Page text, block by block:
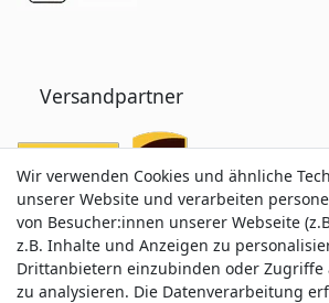
Versandpartner
Wir verwenden Cookies und ähnliche
unserer Website und verarbeiten
von Besucher:innen unserer Webseite
z.B. Inhalte und Anzeigen zu
Drittanbietern einzubinden oder Zugriffe
zu analysieren. Die Datenverarbeitung
Wir verwenden Cookies und ähnliche
unserer Website und verarbeiten
von Besucher:innen unserer Webseite
z.B. Inhalte und Anzeigen zu
Drittanbietern einzubinden oder Zugriffe
zu analysieren. Die Datenverarbeitung